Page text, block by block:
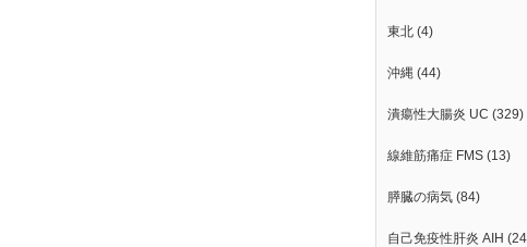
東北 (4)
沖縄 (44)
潰瘍性大腸炎 UC (329)
線維筋痛症 FMS (13)
膵臓の病気 (84)
自己免疫性肝炎 AIH